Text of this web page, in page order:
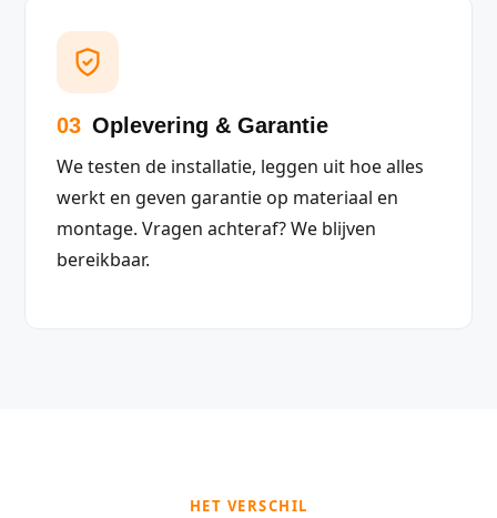
03 Oplevering & Garantie
We testen de installatie, leggen uit hoe alles
werkt en geven garantie op materiaal en
montage. Vragen achteraf? We blijven
bereikbaar.
HET VERSCHIL